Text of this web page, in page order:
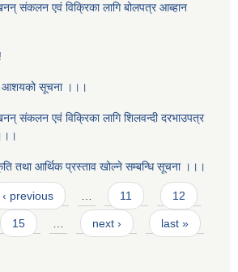
संकलन एवं विक्रिका लागि बोलपत्र आब्हान
आशयको सूचना ।।।
संकलन एवं विक्रिका लागि शिलवन्दी दरभाउपत्र
तथा आर्थिक प्रस्ताव खोल्ने सम्बन्धि सूचना ।।।
‹ previous … 11 12
15 … next › last »